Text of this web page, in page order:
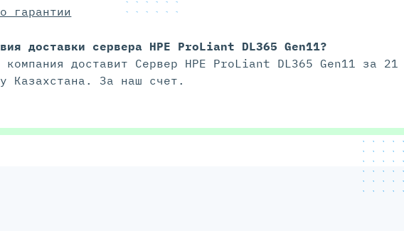
гарантии
доставки сервера HPE ProLiant DL365 Gen11?
компания доставит Сервер HPE ProLiant DL365 Gen11 за
Казахстана. За наш счет.